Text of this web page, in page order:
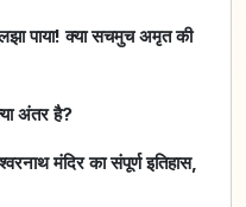
पाया! क्या सचमुच अमृत की
अंतर है?
मंदिर का संपूर्ण इतिहास,